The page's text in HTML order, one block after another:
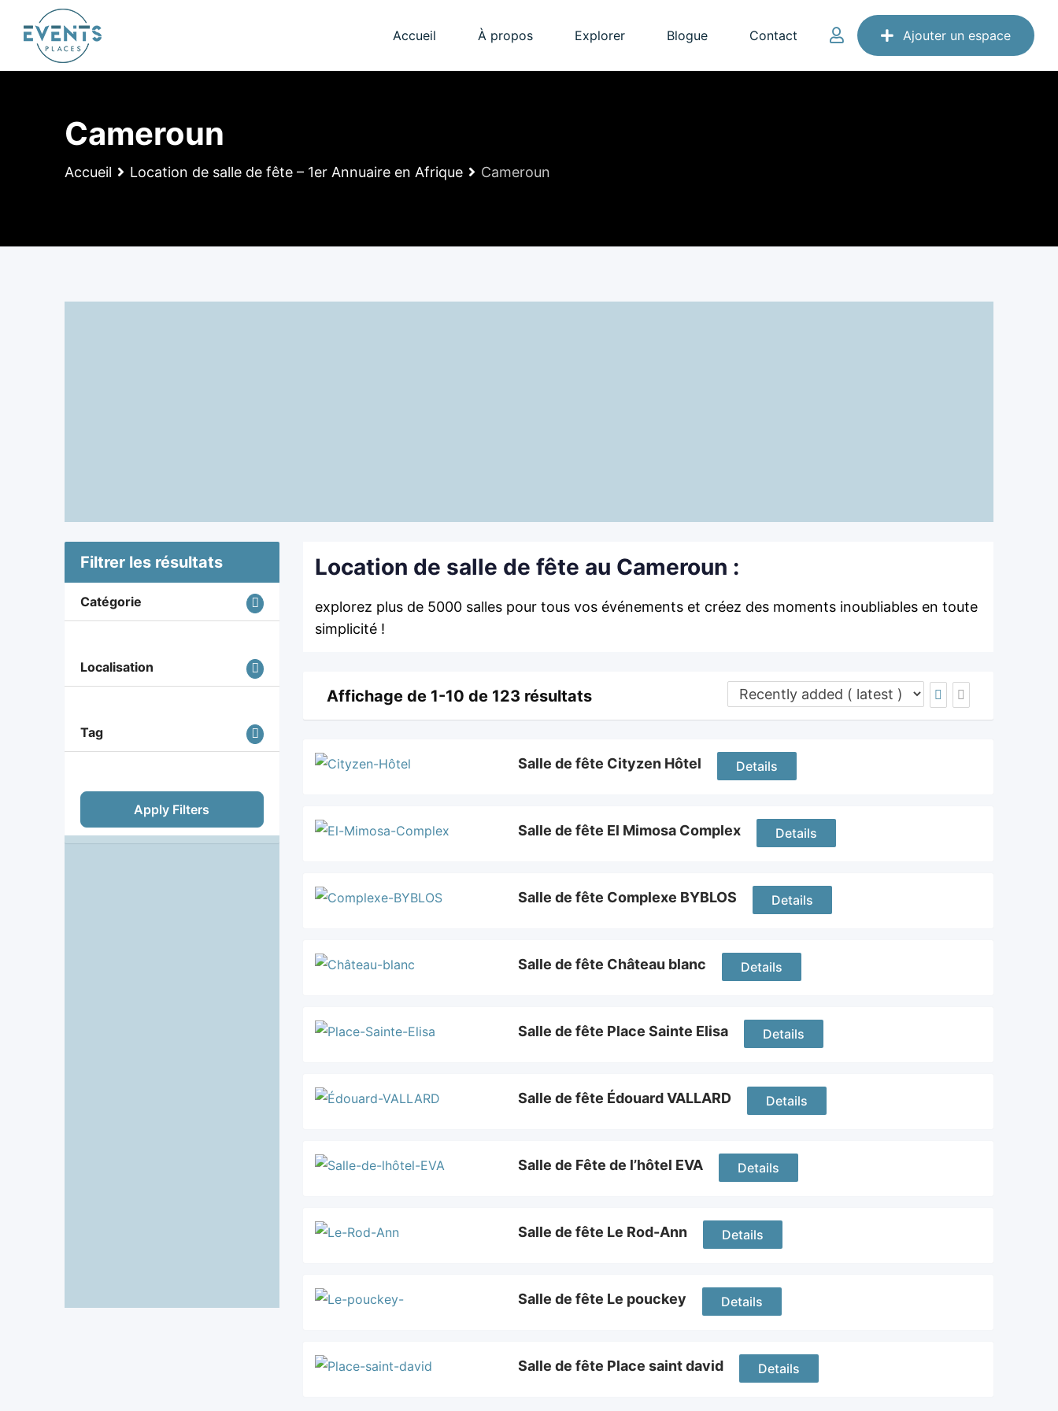
content
Ajouter un espace
Accueil À propos Explorer Blogue Contact
Cameroun
Accueil Location de salle de fête – 1er Annuaire en Afrique Cameroun
Filtrer les résultats
Catégorie
Localisation
Tag
Apply Filters
Location de salle de fête au Cameroun :
explorez plus de 5000 salles pour tous vos événements et créez des moments inoubliables en toute
simplicité !
Affichage de 1-10 de 123 résultats
Salle de fête Cityzen Hôtel Details
Salle de fête El Mimosa Complex Details
Salle de fête Complexe BYBLOS Details
Salle de fête Château blanc Details
Salle de fête Place Sainte Elisa Details
Salle de fête Édouard VALLARD Details
Salle de Fête de l’hôtel EVA Details
Salle de fête Le Rod-Ann Details
Salle de fête Le pouckey Details
Salle de fête Place saint david Details